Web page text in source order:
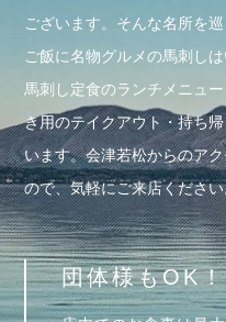
ございます。そんな名所を
ご飯に名物グルメの馬刺し
馬刺し定食のランチメニュ
き用のテイクアウト・持ち
います。会津若松からのア
ので、気軽にご来店くださ
団体様もOK！